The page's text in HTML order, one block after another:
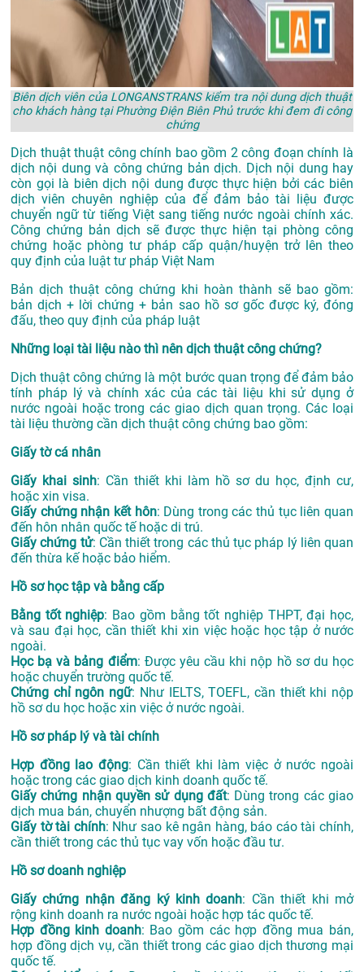
Biên dịch viên của LONGANSTRANS kiểm tra nội dung dịch thuật
cho khách hàng tại Phường Điện Biên Phủ trước khi đem đi công
chứng
Dịch thuật thuật công chính bao gồm 2 công đoạn chính là
dịch nội dung và công chứng bản dịch. Dịch nội dung hay
còn gọi là biên dịch nội dung được thực hiện bởi các biên
dịch viên chuyên nghiệp của để đảm bảo tài liệu được
chuyển ngữ từ tiếng Việt sang tiếng nước ngoài chính xác.
Công chứng bản dịch sẽ được thực hiện tại phòng công
chứng hoặc phòng tư pháp cấp quận/huyện trở lên theo
quy định của luật tư pháp Việt Nam
Bản dịch thuật công chứng khi hoàn thành sẽ bao gồm:
bản dịch + lời chứng + bản sao hồ sơ gốc được ký, đóng
đấu, theo quy định của pháp luật
Những loại tài liệu nào thì nên dịch thuật công chứng?
Dịch thuật công chứng là một bước quan trọng để đảm bảo
tính pháp lý và chính xác của các tài liệu khi sử dụng ở
nước ngoài hoặc trong các giao dịch quan trọng. Các loại
tài liệu thường cần dịch thuật công chứng bao gồm:
Giấy tờ cá nhân
Giấy khai sinh: Cần thiết khi làm hồ sơ du học, định cư,
hoặc xin visa.
Giấy chứng nhận kết hôn: Dùng trong các thủ tục liên quan
đến hôn nhân quốc tế hoặc di trú.
Giấy chứng tử: Cần thiết trong các thủ tục pháp lý liên quan
đến thừa kế hoặc bảo hiểm.
Hồ sơ học tập và bằng cấp
Bằng tốt nghiệp: Bao gồm bằng tốt nghiệp THPT, đại học,
và sau đại học, cần thiết khi xin việc hoặc học tập ở nước
ngoài.
Học bạ và bảng điểm: Được yêu cầu khi nộp hồ sơ du học
hoặc chuyển trường quốc tế.
Chứng chỉ ngôn ngữ: Như IELTS, TOEFL, cần thiết khi nộp
hồ sơ du học hoặc xin việc ở nước ngoài.
Hồ sơ pháp lý và tài chính
Hợp đồng lao động: Cần thiết khi làm việc ở nước ngoài
hoặc trong các giao dịch kinh doanh quốc tế.
Giấy chứng nhận quyền sử dụng đất: Dùng trong các giao
dịch mua bán, chuyển nhượng bất động sản.
Giấy tờ tài chính: Như sao kê ngân hàng, báo cáo tài chính,
cần thiết trong các thủ tục vay vốn hoặc đầu tư.
Hồ sơ doanh nghiệp
Giấy chứng nhận đăng ký kinh doanh: Cần thiết khi mở
rộng kinh doanh ra nước ngoài hoặc hợp tác quốc tế.
Hợp đồng kinh doanh: Bao gồm các hợp đồng mua bán,
hợp đồng dịch vụ, cần thiết trong các giao dịch thương mại
quốc tế.